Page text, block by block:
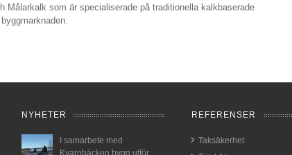
Målarkalk som är specialiserade på traditionella kalkbaserade
byggmarknaden.
NYHETER
I samarbete med
Kvarnbäcken bygg utför
REFERENSER
Taksäkerhet